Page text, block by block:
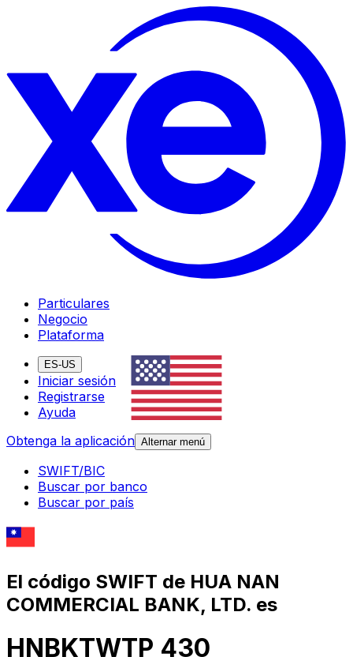
Particulares
Negocio
Plataforma
ES-US
Iniciar sesión
Registrarse
Ayuda
Obtenga la aplicación Alternar menú
SWIFT/BIC
Buscar por banco
Buscar por país
El código SWIFT de HUA NAN
COMMERCIAL BANK, LTD. es
HNBKTWTP 430